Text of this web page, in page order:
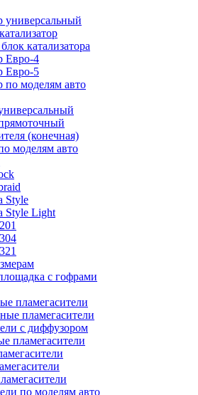
универсальный
катализатора
Евро-4
Евро-5
по моделям авто
(конечная)
моделям авто
Style
Style Light
с гофрами
пламегасители
пламегасители
с диффузором
пламегасители
по моделям авто